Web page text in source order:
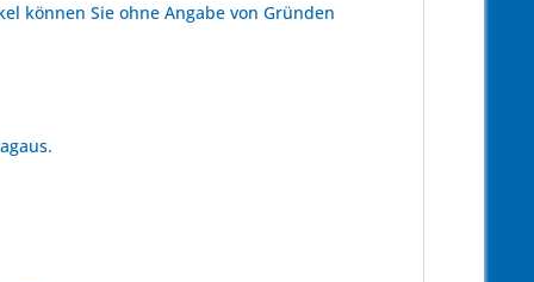
können Sie ohne Angabe von Gründen